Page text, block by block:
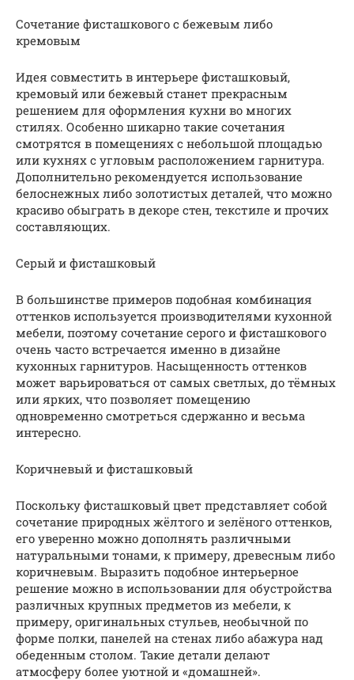
Сочетание фисташкового с бежевым либо
кремовым
Идея совместить в интерьере фисташковый,
кремовый или бежевый станет прекрасным
решением для оформления кухни во многих
стилях. Особенно шикарно такие сочетания
смотрятся в помещениях с небольшой площадью
или кухнях с угловым расположением гарнитура.
Дополнительно рекомендуется использование
белоснежных либо золотистых деталей, что можно
красиво обыграть в декоре стен, текстиле и прочих
составляющих.
Серый и фисташковый
В большинстве примеров подобная комбинация
оттенков используется производителями кухонной
мебели, поэтому сочетание серого и фисташкового
очень часто встречается именно в дизайне
кухонных гарнитуров. Насыщенность оттенков
может варьироваться от самых светлых, до тёмных
или ярких, что позволяет помещению
одновременно смотреться сдержанно и весьма
интересно.
Коричневый и фисташковый
Поскольку фисташковый цвет представляет собой
сочетание природных жёлтого и зелёного оттенков,
его уверенно можно дополнять различными
натуральными тонами, к примеру, древесным либо
коричневым. Выразить подобное интерьерное
решение можно в использовании для обустройства
различных крупных предметов из мебели, к
примеру, оригинальных стульев, необычной по
форме полки, панелей на стенах либо абажура над
обеденным столом. Такие детали делают
атмосферу более уютной и «домашней».